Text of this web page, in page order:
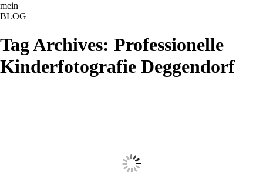
ME
NU
mein
BLOG
Tag Archives: Professionelle
Kinderfotografie Deggendorf